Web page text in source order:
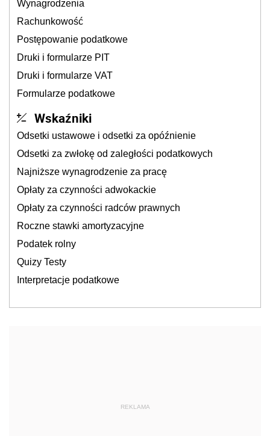
Wynagrodzenia
Rachunkowość
Postępowanie podatkowe
Druki i formularze PIT
Druki i formularze VAT
Formularze podatkowe
Wskaźniki
Odsetki ustawowe i odsetki za opóźnienie
Odsetki za zwłokę od zaległości podatkowych
Najniższe wynagrodzenie za pracę
Opłaty za czynności adwokackie
Opłaty za czynności radców prawnych
Roczne stawki amortyzacyjne
Podatek rolny
Quizy Testy
Interpretacje podatkowe
REKLAMA